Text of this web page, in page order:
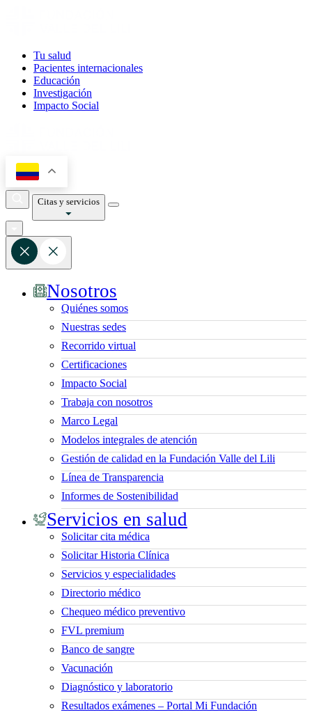
Tu salud
Pacientes internacionales
Educación
Investigación
Impacto Social
Citas y servicios
Nosotros
Quiénes somos
Nuestras sedes
Recorrido virtual
Certificaciones
Impacto Social
Trabaja con nosotros
Marco Legal
Modelos integrales de atención
Gestión de calidad en la Fundación Valle del Lili
Línea de Transparencia
Informes de Sostenibilidad
Servicios en salud
Solicitar cita médica
Solicitar Historia Clínica
Servicios y especialidades
Directorio médico
Chequeo médico preventivo
FVL premium
Banco de sangre
Vacunación
Diagnóstico y laboratorio
Resultados exámenes – Portal Mi Fundación